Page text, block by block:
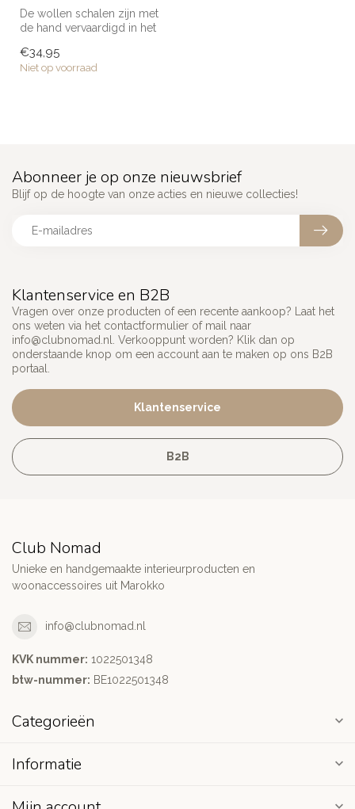
De wollen schalen zijn met
de hand vervaardigd in het
...
€34,95
Niet op voorraad
Klantenservice en B2B
Vragen over onze producten of een recente aankoop? Laat het
ons weten via het contactformulier of mail naar
info@clubnomad.nl
. Verkooppunt worden? Klik dan op
onderstaande knop om een account aan te maken op ons B2B
portaal.
Klantenservice
B2B
Abonneer je op onze nieuwsbrief
Blijf op de hoogte van onze acties en nieuwe collecties!
Club Nomad
Unieke en handgemaakte interieurproducten en
woonaccessoires uit Marokko
info@clubnomad.nl
KVK nummer: 1022501348
btw-nummer: BE1022501348
Categorieën
Informatie